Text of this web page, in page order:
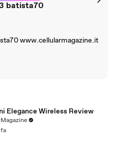
batista70
www.cellularmagazine.it
Elegance Wireless Review